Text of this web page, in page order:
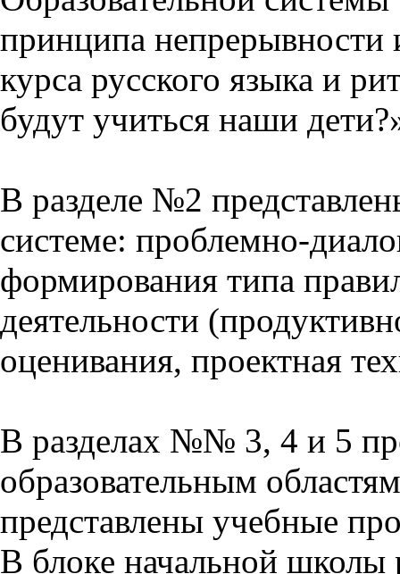
принципа непрерывности
курса русского языка и
будут учиться наши
В разделе №2
системе: проблемно-
формирования типа
деятельности
оценивания, проектная
В разделах №№ 3, 4 и 5
образовательным
представлены учебные
В блоке начальной школы